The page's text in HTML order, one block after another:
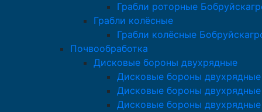
Грабли роторные
Грабли колёсные
Грабли колёсные
Почвообработка
Дисковые бороны двухрядные
Дисковые бороны
Дисковые бороны
Дисковые бороны